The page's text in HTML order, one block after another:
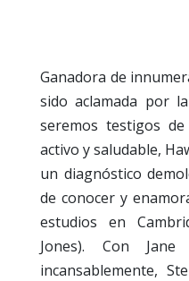
Ganadora de
sido aclamada por
seremos testigos
activo y saludable,
un diagnóstico
de conocer y
estudios en
Jones). Con
incansablemente,